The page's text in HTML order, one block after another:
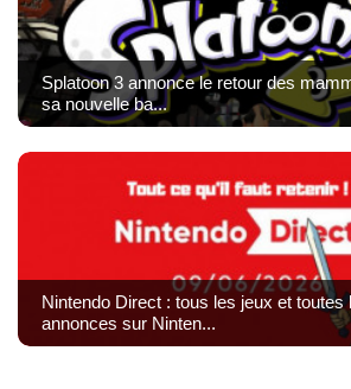
Splatoon 3 annonce le retour des
sa nouvelle ba...
Nintendo Direct : tous les jeux et toutes
annonces sur Ninten...